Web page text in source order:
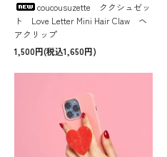
coucousuzette ククシュゼッ
ト Love Letter Mini Hair Claw ヘ
アクリップ
1,500円(税込1,650円)